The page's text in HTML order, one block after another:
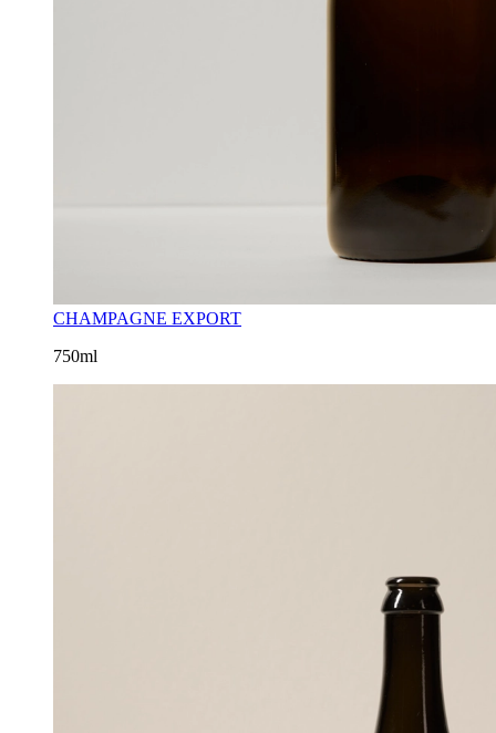
CHAMPAGNE EXPORT
750ml